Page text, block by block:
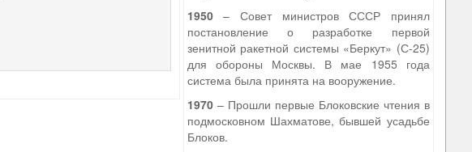
1950– Совет министров СССР принял
постановление о разработке первой
зенитной ракетной системы «Беркут» (С-25)
для обороны Москвы. В мае 1955 года
система была принята на вооружение.
1970– Прошли первые Блоковские чтения в
подмосковном Шахматове, бывшей усадьбе
Блоков.